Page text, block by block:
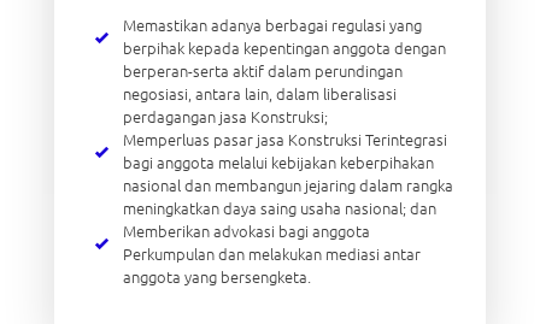
Memastikan adanya berbagai regulasi yang
berpihak kepada kepentingan anggota dengan
berperan-serta aktif dalam perundingan
negosiasi, antara lain, dalam liberalisasi
perdagangan jasa Konstruksi;
Memperluas pasar jasa Konstruksi Terintegrasi
bagi anggota melalui kebijakan keberpihakan
nasional dan membangun jejaring dalam rangka
meningkatkan daya saing usaha nasional; dan
Memberikan advokasi bagi anggota
Perkumpulan dan melakukan mediasi antar
anggota yang bersengketa.